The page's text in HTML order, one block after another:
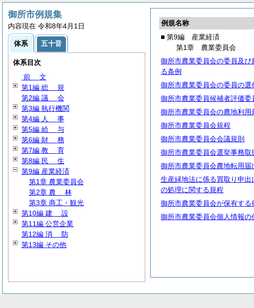
例規名称
■ 第9編 産業経済
第1章 農業委員会
御所市農業委員会の委員及
る条例
御所市農業委員会の委員の選
御所市農業委員候補者評価委
御所市農業委員会の農地利用
御所市農業委員会規程
御所市農業委員会会議規則
御所市農業委員会選挙事務取
御所市農業委員会農地転用届
生産緑地法に係る買取り申
の処理に関する規程
御所市農業委員会が保有する
御所市農業委員会個人情報の
御所市例規集
内容現在 令和8年4月1日
体系 五十音
体系目次
前 文
第1編 総 規
第2編 議 会
第3編 執行機関
第4編 人 事
第5編 給 与
第6編 財 務
第7編 教 育
第8編 民 生
第9編 産業経済
第1章 農業委員会
第2章 農 林
第3章 商工・観光
第10編 建 設
第11編 公営企業
第12編 消 防
第13編 その他